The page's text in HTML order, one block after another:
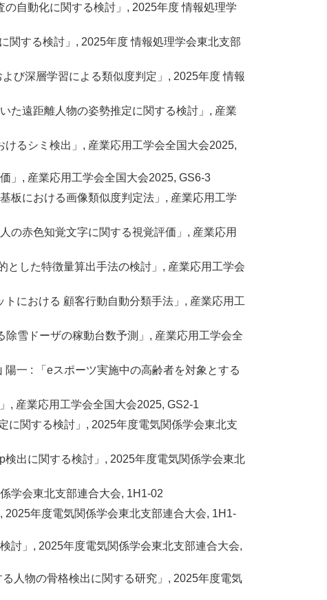
自動化に関する検討」, 2025年度 情報処理学
関する検討」, 2025年度 情報処理学会東北支部
び深層学習による類似度判定」, 2025年度 情報
た遠距離人物の姿勢推定に関する検討」, 産業
るシミ検出」, 産業応用工学会全国大会2025,
」, 産業応用工学会全国大会2025, GS6-3
板における画像類似度判定法」, 産業応用工学
の赤色知覚文字に関する視覚評価」, 産業応用
とした特徴量算出手法の検討」, 産業応用工学会
における 顧客行動自動分類手法」, 産業応用工
雪ドーザの稼動台数予測」, 産業応用工学会全
一 : 「eスポーツ実施中の高齢者を対象とする
, 産業応用工学会全国大会2025, GS2-1
に関する検討」, 2025年度電気関係学会東北支
出に関する検討」, 2025年度電気関係学会東北
学会東北支部連合大会, 1H1-02
年度電気関係学会東北支部連合大会, 1H1-
討」, 2025年度電気関係学会東北支部連合大会,
人物の骨格検出に関する研究」, 2025年度電気